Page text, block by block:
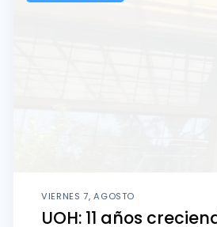
VIERNES 7, AGOSTO
UOH: 11 años